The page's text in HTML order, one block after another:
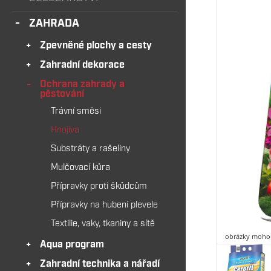
ZAHRADA
Zpevněné plochy a cesty
Zahradní dekorace
Ochrana zahrady a
pěstování
Trávní směsi
Hnojiva
Substráty a rašeliny
Mulčovací kůra
Přípravky proti škůdcům
Přípravky na hubení plevele
Textilie, vaky, tkaniny a sítě
Aqua program
Zahradní technika a nářadí
obrázky